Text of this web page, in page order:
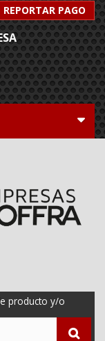
REPORTAR PAGO
producto y/o